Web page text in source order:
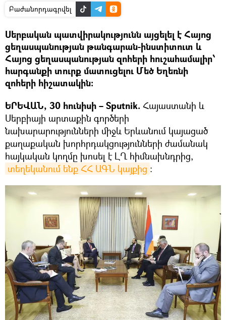
Բաժանորդագրվել
Սերբական պատվիրակությունն այցելել է Հայոց
ցեղասպանության թանգարան-ինստիտուտ և
Հայոց ցեղասպանության զոհերի հուշահամալիր՝
հարգանքի տուրք մատուցելու Մեծ Եղեռնի
զոհերի հիշատակին:
ԵՐԵՎԱՆ, 30 հունիսի – Sputnik. Հայաստանի և
Սերբիայի արտաքին գործերի
նախարարությունների միջև Երևանում կայացած
քաղաքական խորհրդակցությունների ժամանակ
հայկական կողմը խոսել է ԼՂ հիմնախնդրից,
տեղեկանում ենք ՀՀ ԱԳՆ կայքից ։